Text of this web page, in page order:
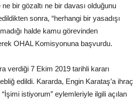
bir gözaltı ne bir davası olduğunu
sonra, “herhangi bir yasadışı
halde kamu görevinden
OHAL Komisyonuna başvurdu.
verdiği 7 Ekim 2019 tarihli kararı
edildi. Kararda, Engin Karataş’a ihraç
istiyorum” eylemleriyle ilgili açılan